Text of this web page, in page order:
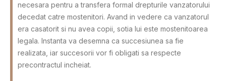
necesara pentru a transfera formal drepturile vanzatorului
decedat catre mostenitori. Avand in vedere ca vanzatorul
era casatorit si nu avea copii, sotia lui este mostenitoarea
legala. Instanta va desemna ca succesiunea sa fie
realizata, iar succesorii vor fi obligati sa respecte
precontractul incheiat.